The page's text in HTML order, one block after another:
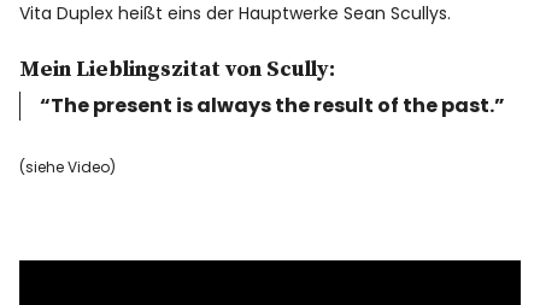
Vita Duplex heißt eins der Hauptwerke Sean Scullys.
Mein Lieblingszitat von Scully:
“The present is always the result of the past.”
(siehe Video)